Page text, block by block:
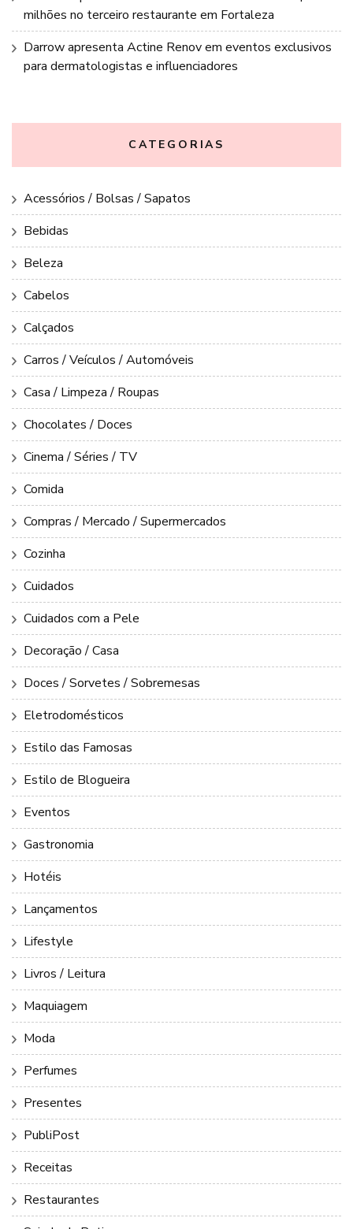
milhões no terceiro restaurante em Fortaleza
Darrow apresenta Actine Renov em eventos exclusivos
para dermatologistas e influenciadores
CATEGORIAS
Acessórios / Bolsas / Sapatos
Bebidas
Beleza
Cabelos
Calçados
Carros / Veículos / Automóveis
Casa / Limpeza / Roupas
Chocolates / Doces
Cinema / Séries / TV
Comida
Compras / Mercado / Supermercados
Cozinha
Cuidados
Cuidados com a Pele
Decoração / Casa
Doces / Sorvetes / Sobremesas
Eletrodomésticos
Estilo das Famosas
Estilo de Blogueira
Eventos
Gastronomia
Hotéis
Lançamentos
Lifestyle
Livros / Leitura
Maquiagem
Moda
Perfumes
Presentes
PubliPost
Receitas
Restaurantes